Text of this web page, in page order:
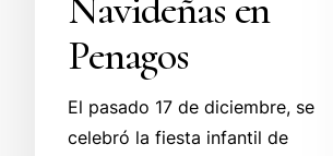
Penagos
El pasado 17 de diciembre, se
celebró la fiesta infantil de